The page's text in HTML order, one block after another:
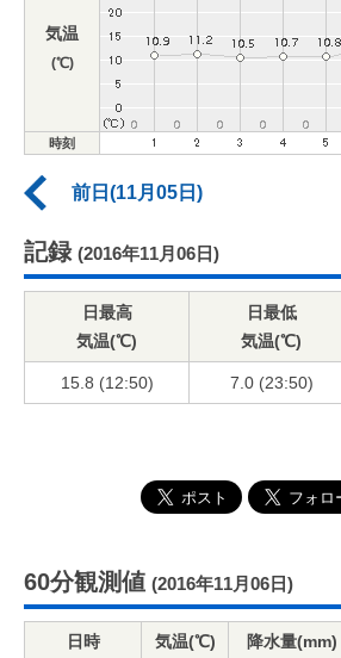
気温
(℃)
時刻
前日(11月05日)
記録 (2016年11月06日)
日最高
気温(℃)
日最低
気温(℃)
15.8 (12:50) 7.0 (23:50)
60分観測値 (2016年11月06日)
日時 気温(℃) 降水量(mm)